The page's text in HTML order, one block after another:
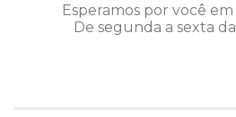
Esperamos por você
De segunda a sexta